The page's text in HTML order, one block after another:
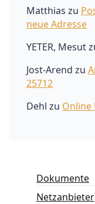
Matthias zu
neue Adresse
YETER, Mesut
Jost-Arend zu
25712
Dehl zu Online
Dokumente
Netzanbieter